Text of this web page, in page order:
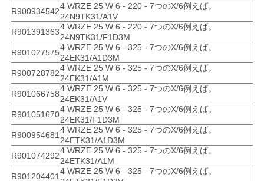
R900934542
4 WRZE 25 W 6 - 220 - 7つのX/6例えば。
24N9TK31/A1V
R901391363
4 WRZE 25 W 6 - 220 - 7つのX/6例えば。
24N9TK31/F1D3M
R901027575
4 WRZE 25 W 6 - 325 - 7つのX/6例えば。
24EK31/A1D3M
R900728782
4 WRZE 25 W 6 - 325 - 7つのX/6例えば。
24EK31/A1M
R901066758
4 WRZE 25 W 6 - 325 - 7つのX/6例えば。
24EK31/A1V
R901051670
4 WRZE 25 W 6 - 325 - 7つのX/6例えば。
24EK31/F1D3M
R900954681
4 WRZE 25 W 6 - 325 - 7つのX/6例えば。
24ETK31/A1D3M
R901074292
4 WRZE 25 W 6 - 325 - 7つのX/6例えば。
24ETK31/A1M
R901204401
4 WRZE 25 W 6 - 325 - 7つのX/6例えば。